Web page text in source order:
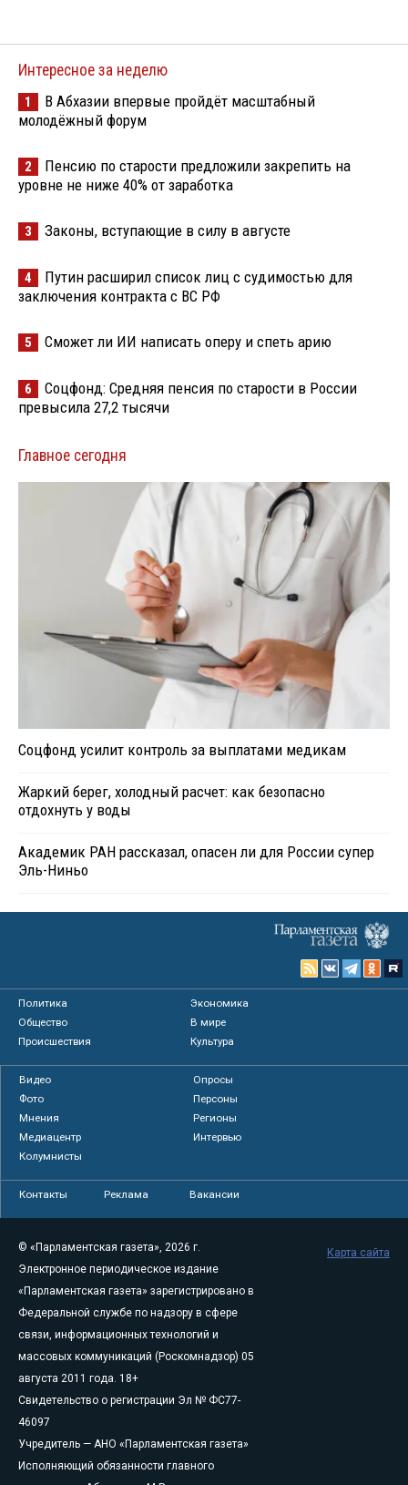
Интересное за неделю
1
В Абхазии впервые пройдёт масштабный
молодёжный форум
2
Пенсию по старости предложили закрепить на
уровне не ниже 40% от заработка
3 Законы, вступающие в силу в августе
4
Путин расширил список лиц с судимостью для
заключения контракта с ВС РФ
5 Сможет ли ИИ написать оперу и спеть арию
6
Соцфонд: Средняя пенсия по старости в России
превысила 27,2 тысячи
Главное сегодня
Соцфонд усилит контроль за выплатами медикам
Жаркий берег, холодный расчет: как безопасно
отдохнуть у воды
Академик РАН рассказал, опасен ли для России супер
Эль-Ниньо
Политика
Экономика
Общество
В мире
Происшествия
Культура
Видео
Опросы
Фото
Персоны
Мнения
Регионы
Медиацентр
Интервью
Колумнисты
Контакты Реклама Вакансии
© «Парламентская газета», 2026 г.
Электронное периодическое издание
«Парламентская газета» зарегистрировано в
Федеральной службе по надзору в сфере
связи, информационных технологий и
массовых коммуникаций (Роскомнадзор) 05
августа 2011 года. 18+
Свидетельство о регистрации Эл № ФС77-
46097
Учредитель — АНО «Парламентская газета»
Исполняющий обязанности главного
Карта сайта